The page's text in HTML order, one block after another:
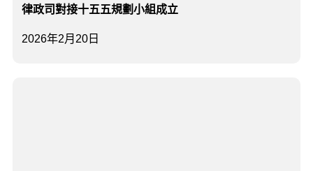
2026年2月20日
律政司對接十五五規劃小組成立